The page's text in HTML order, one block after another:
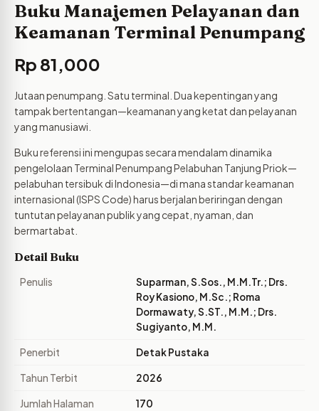
Buku Manajemen Pelayanan dan
Keamanan Terminal Penumpang
Rp 81,000
Jutaan penumpang. Satu terminal. Dua kepentingan yang
tampak bertentangan—keamanan yang ketat dan pelayanan
yang manusiawi.
Buku referensi ini mengupas secara mendalam dinamika
pengelolaan Terminal Penumpang Pelabuhan Tanjung Priok—
pelabuhan tersibuk di Indonesia—di mana standar keamanan
internasional (ISPS Code) harus berjalan beriringan dengan
tuntutan pelayanan publik yang cepat, nyaman, dan
bermartabat.
Detail Buku
Penulis
Suparman, S.Sos., M.M.Tr.; Drs.
Roy Kasiono, M.Sc.; Roma
Dormawaty, S.ST., M.M.; Drs.
Sugiyanto, M.M.
Penerbit Detak Pustaka
Tahun Terbit 2026
Jumlah Halaman 170